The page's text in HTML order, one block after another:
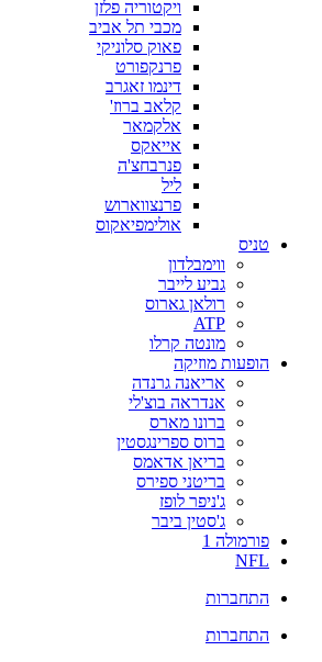
ויקטוריה פלזן
מכבי תל אביב
פאוק סלוניקי
פרנקפורט
דינמו זאגרב
קלאב ברוז'
אלקמאר
אייאקס
פנרבחצ'ה
ליל
פרנצווארוש
אולימפיאקוס
טניס
ווימבלדון
גביע לייבר
רולאן גארוס
ATP
מונטה קרלו
הופעות מוזיקה
אריאנה גרנדה
אנדראה בוצ'לי
ברונו מארס
ברוס ספרינגסטין
בריאן אדאמס
בריטני ספירס
ג'ניפר לופז
ג'סטין ביבר
פורמולה 1
NFL
התחברות
התחברות